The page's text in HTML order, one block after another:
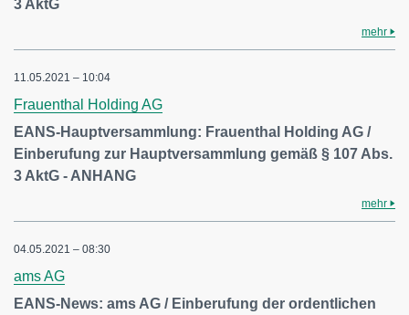
3 AktG
mehr
11.05.2021 – 10:04
Frauenthal Holding AG
EANS-Hauptversammlung: Frauenthal Holding AG /
Einberufung zur Hauptversammlung gemäß § 107 Abs.
3 AktG - ANHANG
mehr
04.05.2021 – 08:30
ams AG
EANS-News: ams AG / Einberufung der ordentlichen